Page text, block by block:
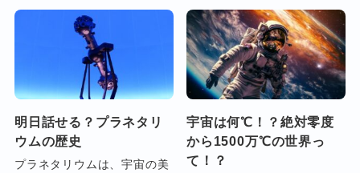
明日話せる？プラネタリ
ウムの歴史
プラネタリウムは、宇宙の美
宇宙は何℃！？絶対零度
から1500万℃の世界っ
て！？